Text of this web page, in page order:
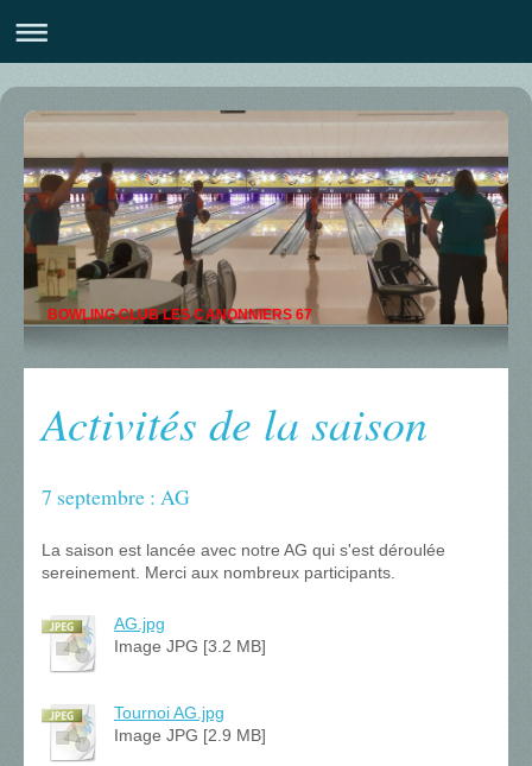
BOWLING CLUB LES CANONNIERS 67
Activités de la saison
7 septembre : AG
La saison est lancée avec notre AG qui s'est déroulée
sereinement. Merci aux nombreux participants.
AG.jpg
Image JPG [3.2 MB]
Tournoi AG.jpg
Image JPG [2.9 MB]